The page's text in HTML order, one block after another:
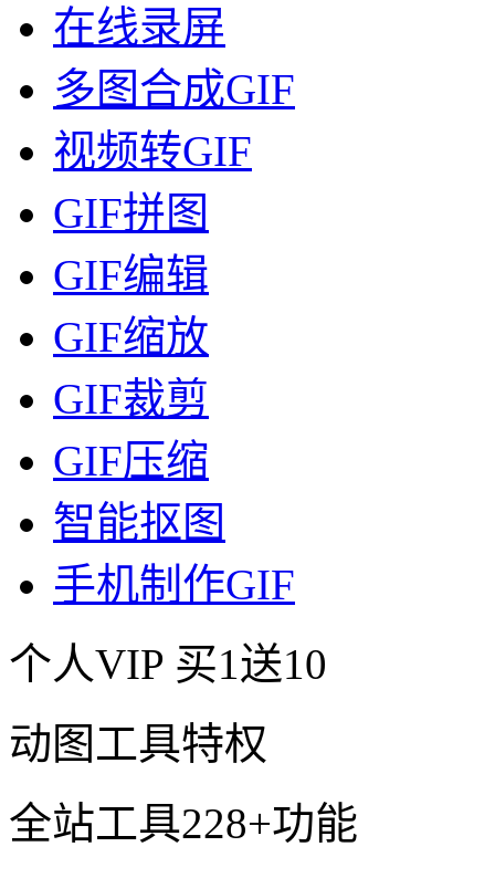
在线录屏
多图合成GIF
视频转GIF
GIF拼图
GIF编辑
GIF缩放
GIF裁剪
GIF压缩
智能抠图
手机制作GIF
个人VIP 买1送10
动图工具特权
全站工具228+功能